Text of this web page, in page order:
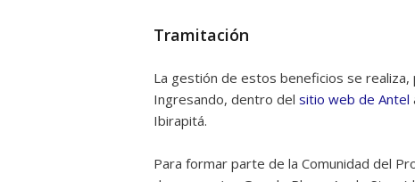
Tramitación
La gestión de estos beneficios se
Ingresando, dentro del sitio web de Antel
Ibirapitá.
Para formar parte de la Comunidad del